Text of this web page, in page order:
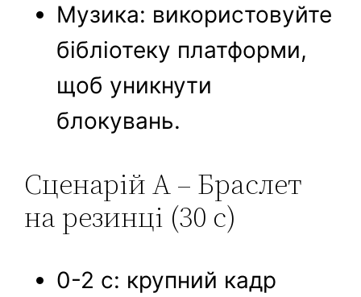
Музика: використовуйте
бібліотеку платформи,
щоб уникнути
блокувань.
Сценарій A – Браслет
на резинці (30 с)
0-2 с: крупний кадр